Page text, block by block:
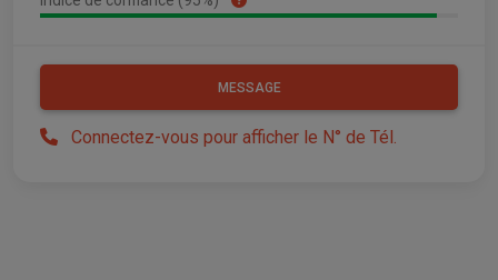
MESSAGE
Connectez-vous pour afficher le N° de Tél.